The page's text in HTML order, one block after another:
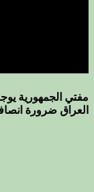
مفتي الجمهورية
العراق ضرورة